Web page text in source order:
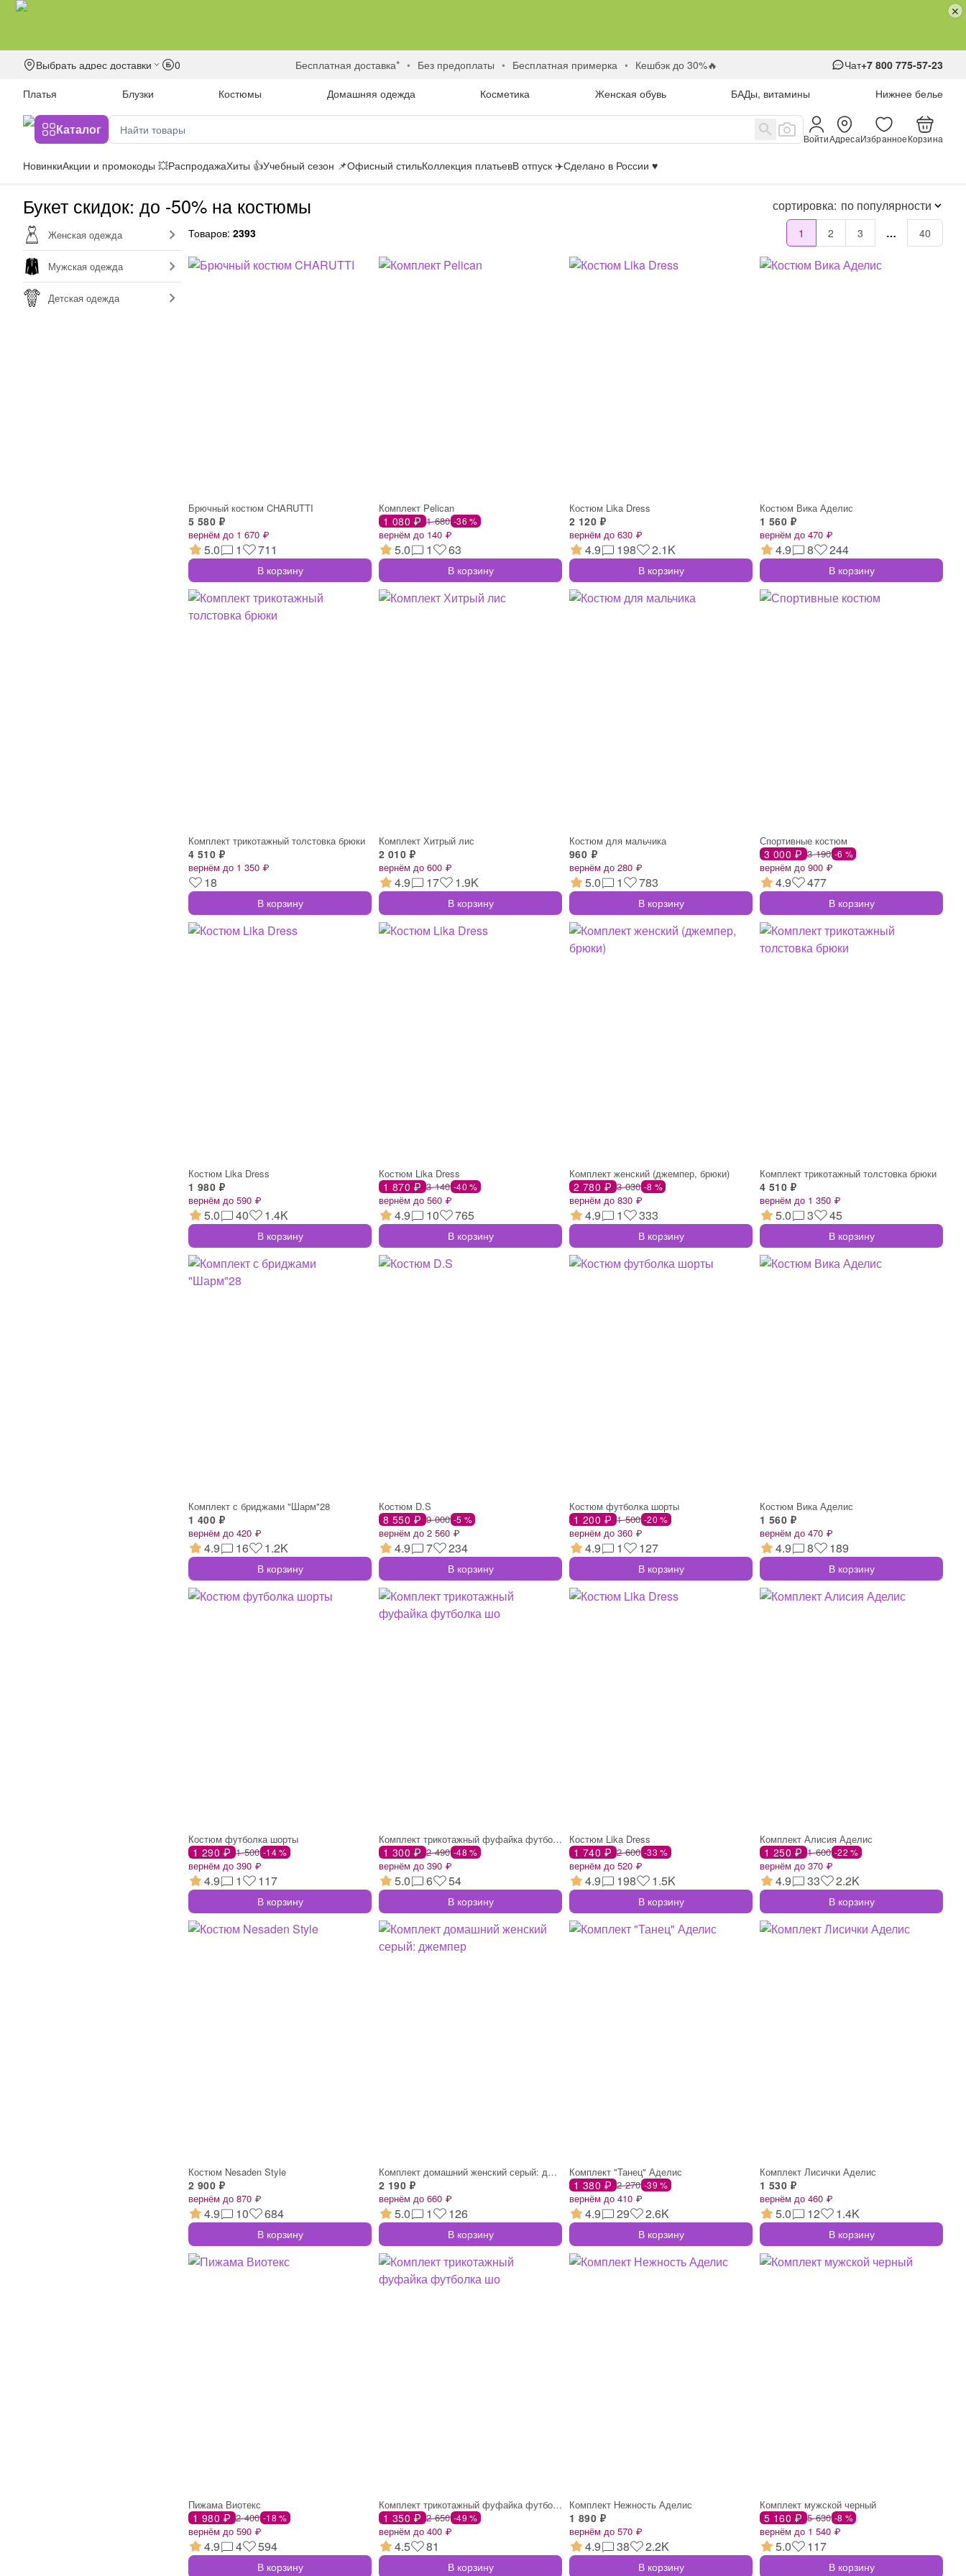
Выбрать адрес доставки 0 бесплатная доставка* без предоплаты бесплатная примерка кешбэк до 30%🔥 Чат+7 800 775-57-23
Платья
Блузки Костюмы Домашняя одежда Косметика Женская обувь БАДы, витамины Нижнее белье
Каталог
ВойтиАдресаИзбранноеКорзина
НовинкиАкции и промокоды 💥РаспродажаХиты 👍Учебный сезон 📌Офисный стильКоллекция платьевВ отпуск ✈️Сделано в России ♥️
Букет скидок: до -50% на костюмы сортировка: по популярности
Женская одежда
Мужская одежда
Детская одежда
Товаров: 2393 1 2 3 … 40
Брючный костюм CHARUTTI
5 580 ₽
вернём до 1 670 ₽
5.0 1 711
В корзину
Комплект Pelican
1 080 ₽ 1 680 -36 %
вернём до 140 ₽
5.0 1 63
В корзину
Костюм Lika Dress
2 120 ₽
вернём до 630 ₽
4.9 198 2.1K
В корзину
Костюм Вика Аделис
1 560 ₽
вернём до 470 ₽
4.9 8 244
В корзину
Комплект трикотажный толстовка брюки
4 510 ₽
вернём до 1 350 ₽
18
В корзину
Комплект Хитрый лис
2 010 ₽
вернём до 600 ₽
4.9 17 1.9K
В корзину
Костюм для мальчика
960 ₽
вернём до 280 ₽
5.0 1 783
В корзину
Спортивные костюм
3 000 ₽ 3 190 -6 %
вернём до 900 ₽
4.9 477
В корзину
Костюм Lika Dress
1 980 ₽
вернём до 590 ₽
5.0 40 1.4K
В корзину
Костюм Lika Dress
1 870 ₽ 3 140 -40 %
вернём до 560 ₽
4.9 10 765
В корзину
Комплект женский (джемпер, брюки)
2 780 ₽ 3 030 -8 %
вернём до 830 ₽
4.9 1 333
В корзину
Комплект трикотажный толстовка брюки
4 510 ₽
вернём до 1 350 ₽
5.0 3 45
В корзину
Комплект с бриджами "Шарм"28
1 400 ₽
вернём до 420 ₽
4.9 16 1.2K
В корзину
Костюм D.S
8 550 ₽ 9 000 -5 %
вернём до 2 560 ₽
4.9 7 234
В корзину
Костюм футболка шорты
1 200 ₽ 1 500 -20 %
вернём до 360 ₽
4.9 1 127
В корзину
Костюм Вика Аделис
1 560 ₽
вернём до 470 ₽
4.9 8 189
В корзину
Костюм футболка шорты
1 290 ₽ 1 500 -14 %
вернём до 390 ₽
4.9 1 117
В корзину
Комплект трикотажный фуфайка футболка шо
1 300 ₽ 2 490 -48 %
вернём до 390 ₽
5.0 6 54
В корзину
Костюм Lika Dress
1 740 ₽ 2 600 -33 %
вернём до 520 ₽
4.9 198 1.5K
В корзину
Комплект Алисия Аделис
1 250 ₽ 1 600 -22 %
вернём до 370 ₽
4.9 33 2.2K
В корзину
Костюм Nesaden Style
2 900 ₽
вернём до 870 ₽
4.9 10 684
В корзину
Комплект домашний женский серый: джемпер
2 190 ₽
вернём до 660 ₽
5.0 1 126
В корзину
Комплект "Танец" Аделис
1 380 ₽ 2 270 -39 %
вернём до 410 ₽
4.9 29 2.6K
В корзину
Комплект Лисички Аделис
1 530 ₽
вернём до 460 ₽
5.0 12 1.4K
В корзину
Пижама Виотекс
1 980 ₽ 2 400 -18 %
вернём до 590 ₽
4.9 4 594
В корзину
Комплект трикотажный фуфайка футболка шо
1 350 ₽ 2 650 -49 %
вернём до 400 ₽
4.5 81
В корзину
Комплект Нежность Аделис
1 890 ₽
вернём до 570 ₽
4.9 38 2.2K
В корзину
Комплект мужской черный
5 160 ₽ 5 630 -8 %
вернём до 1 540 ₽
5.0 117
В корзину